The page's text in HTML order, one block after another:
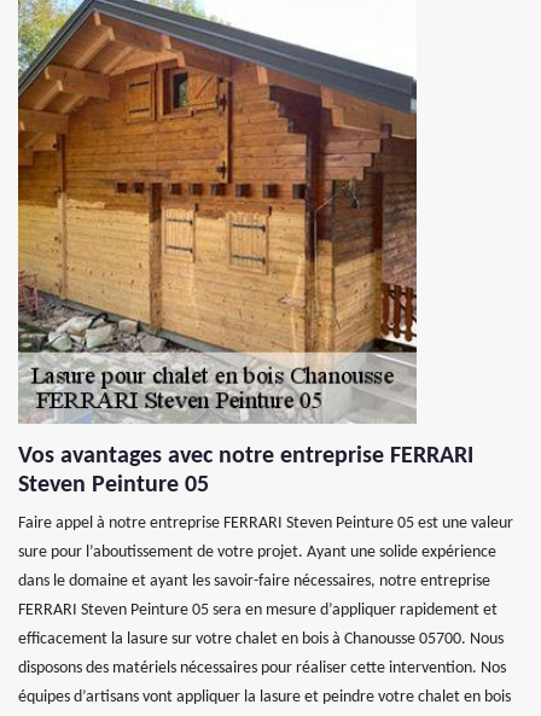
Vos avantages avec notre entreprise FERRARI
Steven Peinture 05
Faire appel à notre entreprise FERRARI Steven Peinture 05 est une valeur
sure pour l’aboutissement de votre projet. Ayant une solide expérience
dans le domaine et ayant les savoir-faire nécessaires, notre entreprise
FERRARI Steven Peinture 05 sera en mesure d’appliquer rapidement et
efficacement la lasure sur votre chalet en bois à Chanousse 05700. Nous
disposons des matériels nécessaires pour réaliser cette intervention. Nos
équipes d’artisans vont appliquer la lasure et peindre votre chalet en bois